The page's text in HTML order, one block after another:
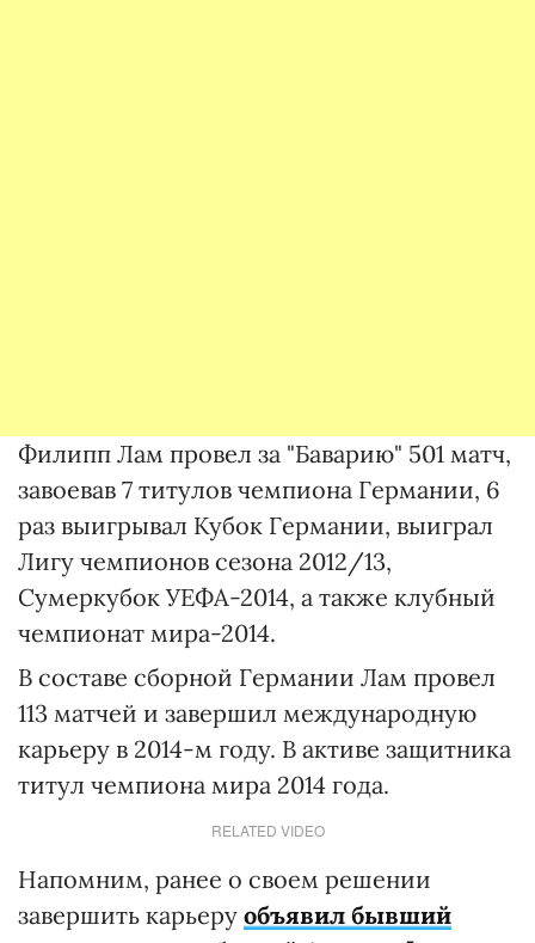
Филипп Лам провел за "Баварию" 501 матч,
завоевав 7 титулов чемпиона Германии, 6
раз выигрывал Кубок Германии, выиграл
Лигу чемпионов сезона 2012/13,
Сумеркубок УЕФА-2014, а также клубный
чемпионат мира-2014.
В составе сборной Германии Лам провел
113 матчей и завершил международную
карьеру в 2014-м году. В активе защитника
титул чемпиона мира 2014 года.
RELATED VIDEO
Напомним, ранее о своем решении
завершить карьеру объявил бывший